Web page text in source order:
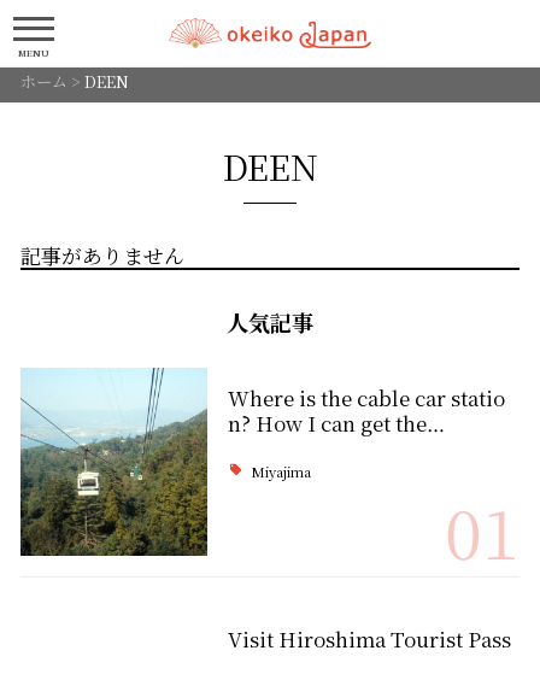
MENU
ホーム > DEEN
DEEN
記事がありません
人気記事
Where is the cable car statio
n? How I can get the…
Miyajima
01
Visit Hiroshima Tourist Pass